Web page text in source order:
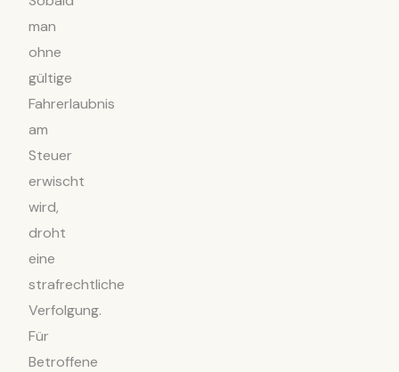
man
ohne
gültige
Fahrerlaubnis
am
Steuer
erwischt
wird,
droht
eine
strafrechtliche
Verfolgung.
Für
Betroffene